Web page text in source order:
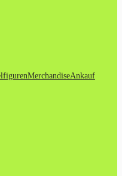
MerchandiseAnkauf